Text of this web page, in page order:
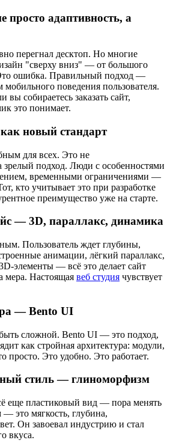
адаптивность, а
перегнал десктоп. Но многие
"сверху вниз" — от большого
ошибка. Правильный подход —
мобильного поведения пользователя.
собираетесь заказать сайт,
это понимает.
новый стандарт
для всех. Это не
зрелый подход. Люди с особенностями
временными ограничениями —
кто учитывает это при разработке
преимущество уже на старте.
— 3D, параллакс, динамика
Пользователь ждет глубины,
анимации, лёгкий параллакс,
элементы — всё это делает сайт
мера. Настоящая веб студия чувствует
— Bento UI
сложной. Bento UI — это подход,
как стройная архитектура: модули,
просто. Это удобно. Это работает.
стиль — глиноморфизм
еще пластиковый вид — пора менять
это мягкость, глубина,
Он завоевал индустрию и стал
вкуса.